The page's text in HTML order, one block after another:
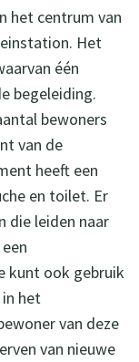
het centrum van
Het
één
begeleiding.
bewoners
van de
heeft een
en toilet. Er
die leiden naar
kunt ook gebruik
het
van deze
van nieuwe